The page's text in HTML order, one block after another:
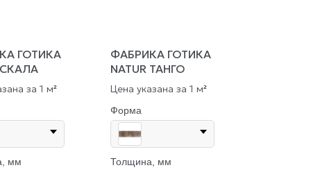
ГОТИКА
СКАЛА
за 1 м²
мм
ФАБРИКА ГОТИКА
NATUR ТАНГО
Цена указана за 1 м²
Форма
Толщина, мм